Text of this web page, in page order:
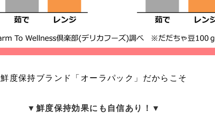
鮮度保持ブランド「オーラパック」だからこそ
▼鮮度保持効果にも自信あり！▼